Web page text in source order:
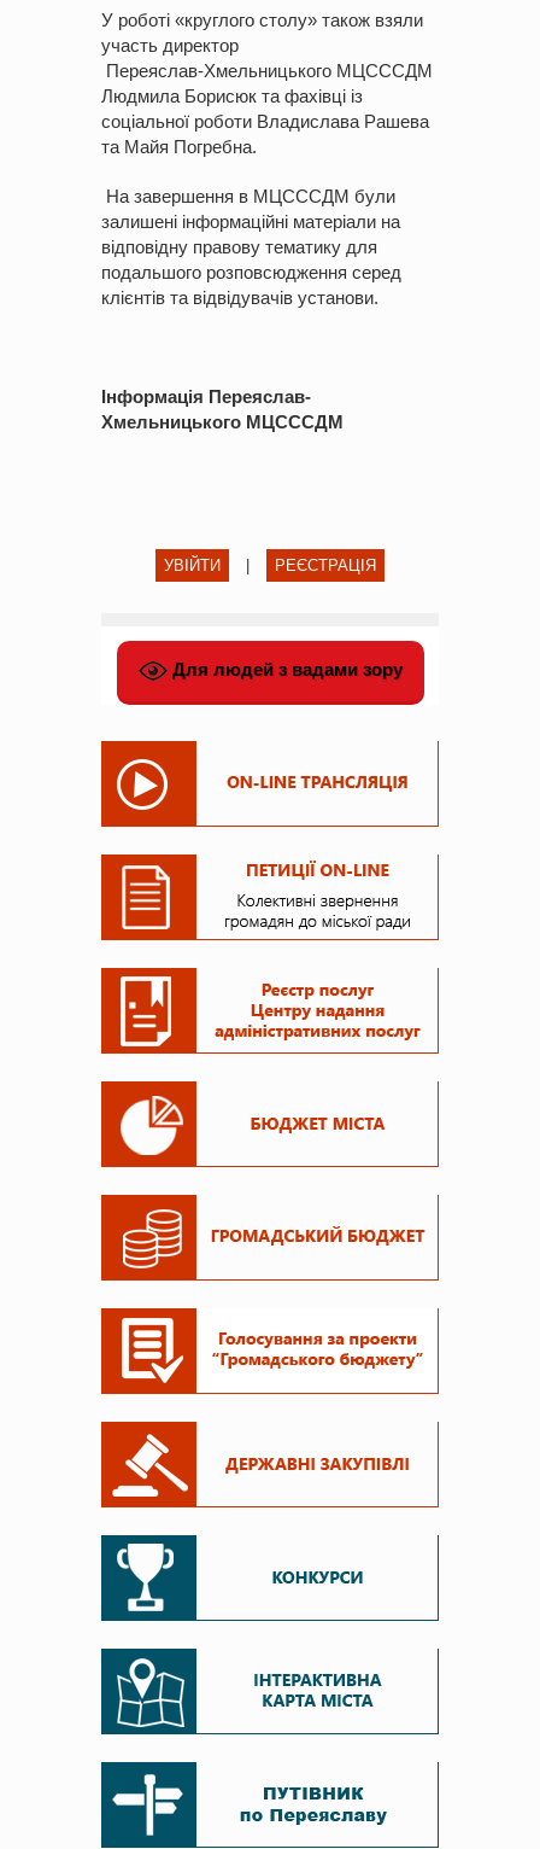
У роботі «круглого столу» також взяли
участь директор
Переяслав-Хмельницького МЦСССДМ
Людмила Борисюк та фахівці із
соціальної роботи Владислава Рашева
та Майя Погребна.
На завершення в МЦСССДМ були
залишені інформаційні матеріали на
відповідну правову тематику для
подальшого розповсюдження серед
клієнтів та відвідувачів установи.
Інформація Переяслав-
Хмельницького МЦСССДМ
УВІЙТИ РЕЄСТРАЦІЯ
Для людей з вадами зору